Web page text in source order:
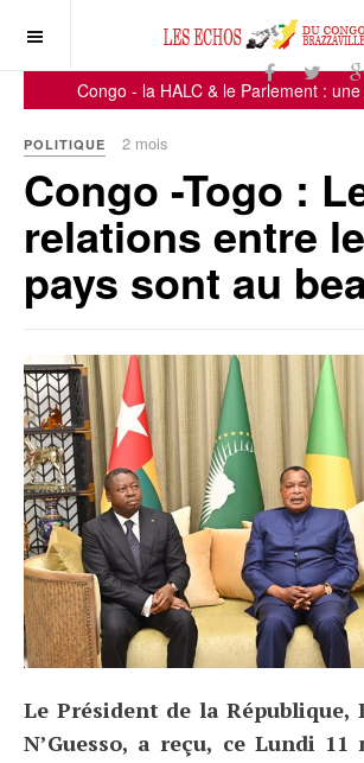
Congo - la HALC & le Parlement :
POLITIQUE 2 mois
Congo -Togo :
relations entre
pays sont au
Le Président de la République,
N’Guesso, a reçu, ce Lundi